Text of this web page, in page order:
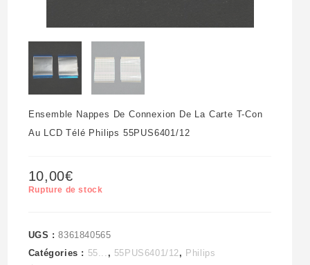
Ensemble Nappes De Connexion De La Carte T-Con
Au LCD Télé Philips 55PUS6401/12
10,00€
Rupture de stock
UGS :8361840565
Catégories : 55... , 55PUS6401/12, Philips